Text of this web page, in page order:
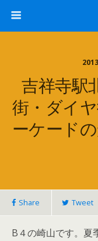
吉祥寺駅
街・ダイ
ーケード
Share Tweet
B４の崎山です。夏